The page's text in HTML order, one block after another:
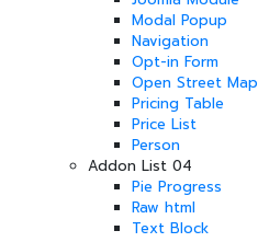
Modal Popup
Navigation
Opt-in Form
Open Street Map
Pricing Table
Price List
Person
Addon List 04
Pie Progress
Raw html
Text Block